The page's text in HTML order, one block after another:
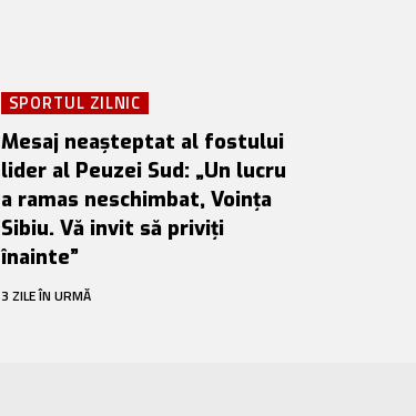
SPORTUL ZILNIC
Mesaj neașteptat al fostului
lider al Peuzei Sud: „Un lucru
a ramas neschimbat, Voința
Sibiu. Vă invit să priviți
înainte”
3 ZILE ÎN URMĂ